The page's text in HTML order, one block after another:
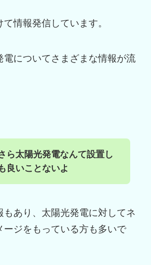
情報発信しています。
電についてさまざまな情報が流
ら太陽光発電なんて設置し
良いことないよ
もあり、太陽光発電に対してネ
ージをもっている方も多いで